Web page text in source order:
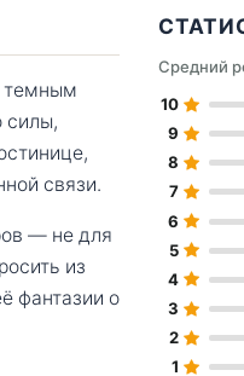
темным
силы,
связи.
— не для
из
фантазии о
Средний
10
9
8
7
6
5
4
3
2
1